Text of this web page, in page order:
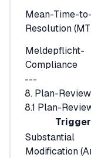
Mean-Time-to-
Resolution
Meldepflicht-
Compliance
---
8. Plan-
8.1 Plan-
Trigger
Substantial
Modification